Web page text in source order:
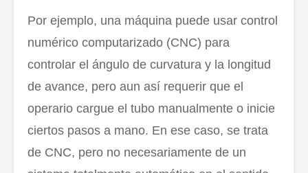
Por ejemplo, una máquina puede usar control
numérico computarizado (CNC) para
controlar el ángulo de curvatura y la longitud
de avance, pero aun así requerir que el
operario cargue el tubo manualmente o inicie
ciertos pasos a mano. En ese caso, se trata
de CNC, pero no necesariamente de un